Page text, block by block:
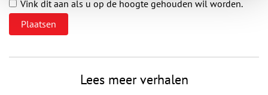
Vink dit aan als u op de hoogte gehouden wil worden.
Lees meer verhalen